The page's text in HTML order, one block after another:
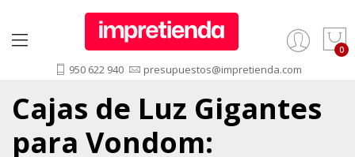
950 622 940 presupuestos@impretienda.com
Cajas de Luz Gigantes
para Vondom: